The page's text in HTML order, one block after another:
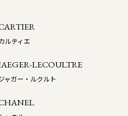
ルティエ
LECOULTRE
ャガー・ルクルト